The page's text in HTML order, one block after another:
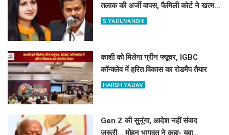
तलाक की अर्जी वापस, फैमिली कोर्ट ने खत्म
की सुनवाई
S YADUVANSHI
काशी को मिलेगा ग्रीन फ्यूचर, IGBC
कॉन्क्लेव में हरित विकास का रोडमैप तैयार
HARSH YADAV
Gen Z की सुनूंगा, आदेश नहीं संवाद
जरूरी... मोहन भागवत ने कहा- युवा